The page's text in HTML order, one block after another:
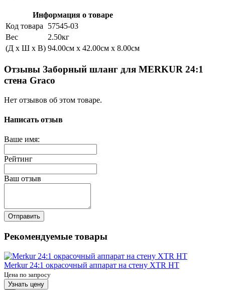
Информация о товаре
Код товара
57545-03
Вес
2.50кг
(Д x Ш x В) 94.00см x 42.00см x 8.00см
Отзывы Заборный шланг для MERKUR 24:1
стена Graco
Нет отзывов об этом товаре.
Написать отзыв
Ваше имя:
Рейтинг
Ваш отзыв
Отправить
Рекомендуемые товары
Merkur 24:1 окрасочный аппарат на стену XTR HT
Цена по запросу
Узнать цену